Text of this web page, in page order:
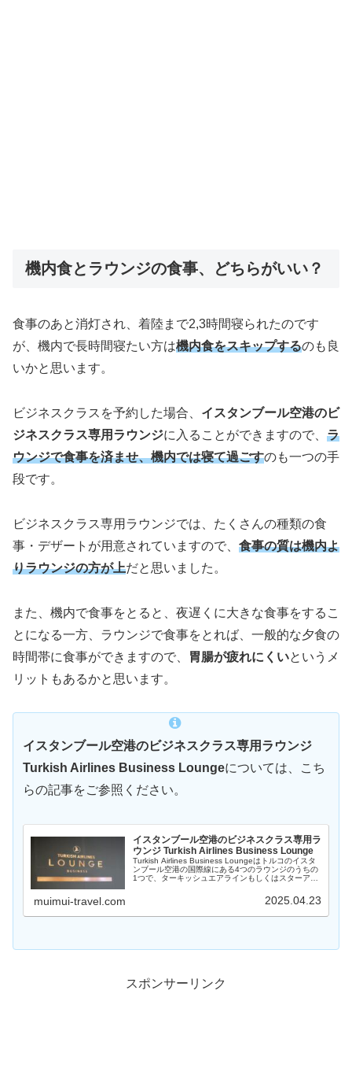
機内食とラウンジの食事、どちらがいい？
食事のあと消灯され、着陸まで2,3時間寝られたのです
が、機内で長時間寝たい方は機内食をスキップするのも良
いかと思います。
ビジネスクラスを予約した場合、 イスタンブール空港のビ
ジネスクラス専用ラウンジに入ることができますので、 ラ
ウンジで食事を済ませ、機内では寝て過ごすのも一つの手
段です。
ビジネスクラス専用ラウンジでは、たくさんの種類の食
事・デザートが用意されていますので、 食事の質は機内よ
りラウンジの方が上だと思いました。
また、機内で食事をとると、夜遅くに大きな食事をするこ
とになる一方、ラウンジで食事をとれば、一般的な夕食の
時間帯に食事ができますので、
胃腸が疲れにくいというメ
リットもあるかと思います。
イスタンブール空港のビジネスクラス専用ラウンジ
Turkish Airlines Business Loungeについては、こち
らの記事をご参照ください。
イスタンブール空港のビジネスクラス専用ラ
ウンジ Turkish Airlines Business Lounge
Turkish Airlines Business Loungeはトルコのイスタ
ンブール空港の国際線にある4つのラウンジのうちの
1つで、ターキッシュエアラインもしくはスターアラ
きます。ラウンジ内の設備とフードについてご紹介し
muimui-travel.com 2025.04.23
スポンサーリンク